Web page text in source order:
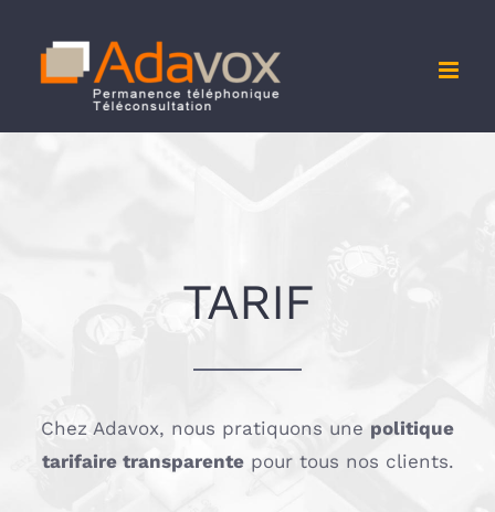
contenu
TARIF
Chez Adavox, nous pratiquons une politique
tarifaire transparentepour tous nos clients.